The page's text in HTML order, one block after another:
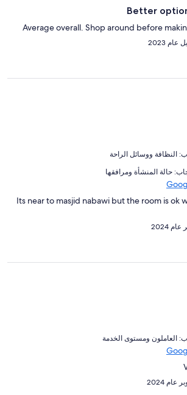
Better
Average overall. Shop around before
حالة المنشأة ومرافقها
Its near to masjid nabawi but the room is ok
العاملون ومستوى الخدمة